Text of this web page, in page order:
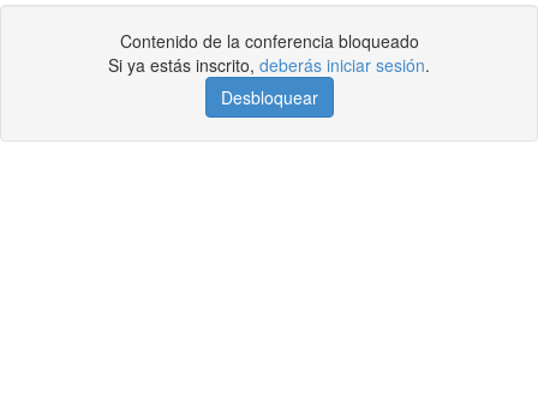
Contenido de la conferencia bloqueado
Si ya estás inscrito, deberás iniciar sesión.
Desbloquear